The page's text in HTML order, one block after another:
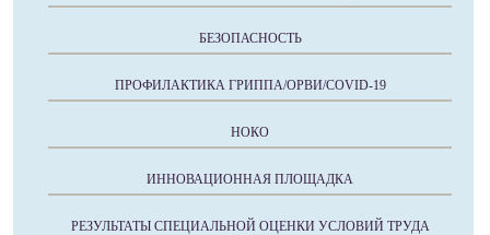
БЕЗОПАСНОСТЬ
ПРОФИЛАКТИКА ГРИППА/ОРВИ/COVID-19
НОКО
ИННОВАЦИОННАЯ ПЛОЩАДКА
РЕЗУЛЬТАТЫ СПЕЦИАЛЬНОЙ ОЦЕНКИ УСЛОВИЙ ТРУДА